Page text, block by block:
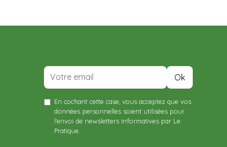
En cochant cette case, vous acceptez que vos
données personnelles soient utilisées pour
l'envoi de newsletters informatives par Le
Pratique.